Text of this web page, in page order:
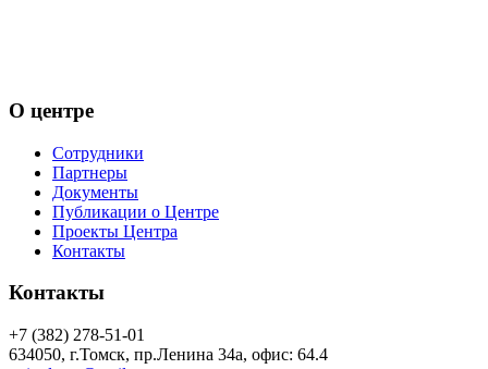
О центре
Сотрудники
Партнеры
Документы
Публикации о Центре
Проекты Центра
Контакты
Контакты
+7 (382) 278-51-01
634050, г.Томск, пр.Ленина 34а, офис: 64.4